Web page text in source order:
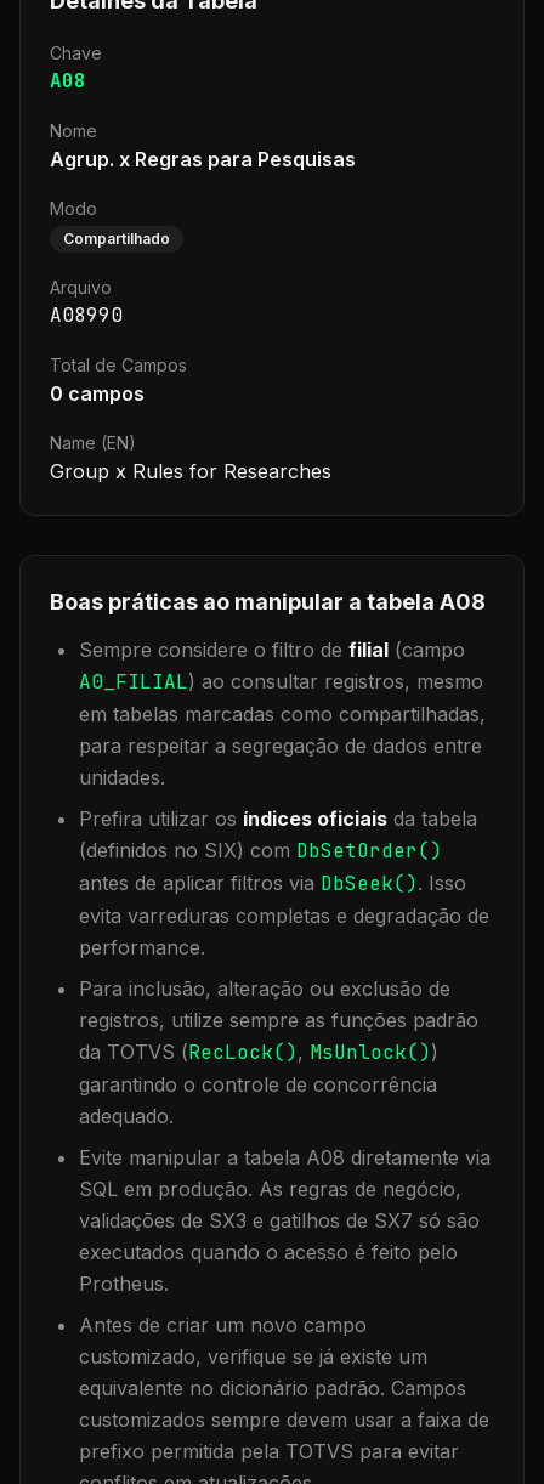
Chave
A08
Nome
Agrup. x Regras para Pesquisas
Modo
Compartilhado
Arquivo
A08990
Total de Campos
0 campos
Name (EN)
Group x Rules for Researches
Boas práticas ao manipular a tabela A08
Sempre considere o filtro de filial (campo
A0_FILIAL) ao consultar registros, mesmo
em tabelas marcadas como compartilhadas,
para respeitar a segregação de dados entre
unidades.
Prefira utilizar os índices oficiais da tabela
(definidos no SIX) com DbSetOrder()
antes de aplicar filtros via DbSeek(). Isso
evita varreduras completas e degradação de
performance.
Para inclusão, alteração ou exclusão de
registros, utilize sempre as funções padrão
da TOTVS (RecLock(), MsUnlock())
garantindo o controle de concorrência
adequado.
Evite manipular a tabela A08 diretamente via
SQL em produção. As regras de negócio,
validações de SX3 e gatilhos de SX7 só são
executados quando o acesso é feito pelo
Protheus.
Antes de criar um novo campo
customizado, verifique se já existe um
equivalente no dicionário padrão. Campos
customizados sempre devem usar a faixa de
prefixo permitida pela TOTVS para evitar